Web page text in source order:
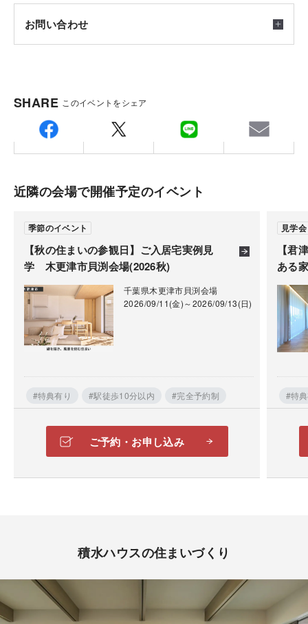
会場
ご注意
※ご予約後担当者より会場住所をご連絡させて頂きま
す。
ます。
定パースです。
土地探しを多角的にプロがサポート。土地も住まいも
緒に考えることができます。新しい暮らしをしっかり
ご相談ください。
住まいづくりのプロが、お客さまの質問に個別でお応
『家を建てたいけれど何から始めればいいかわからな
い』 『戸建てにしようかマンションにしようか迷って
いる』など、住まいに関する質問になんでもお応えし
お問い合わせ
〒2920833
千葉県木更津市貝渕3-13-49(木更津住宅公園内)
担当：中谷
SHARE このイベントをシェア
近隣の会場で開催予定のイベント
【秋の住まいの参観日】ご入居宅実例見
学 木更津市貝渕会場(2026秋)
季節のイベント
千葉県木更津市貝渕会場
2026/09/11(金)～2026/09/13(日)
#特典有り #駅徒歩10分以内 #完全予約制
ご予約・お申し込み
【君
ある家
見学会
#特
積水ハウスの住まいづくり